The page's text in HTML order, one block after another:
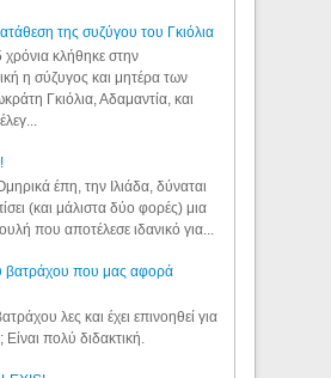
της συζύγου του Γκιόλια
κλήθηκε στην
η σύζυγος και μητέρα των
Γκιόλια, Αδαμαντία, και
έπη, την Ιλιάδα, δύναται
(και μάλιστα δύο φορές) μια
που αποτέλεσε ιδανικό για...
βατράχου που μας αφορά
λες και έχει επινοηθεί για
Είναι πολύ διδακτική.